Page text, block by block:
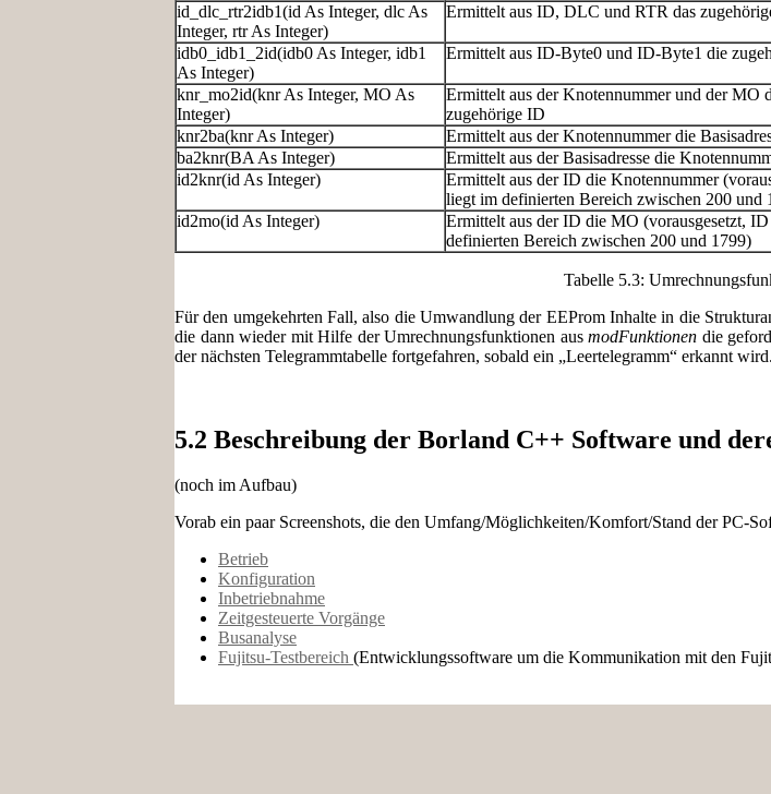
id_dlc_rtr2idb1(id As Integer, dlc As
Integer, rtr As Integer)
Ermittelt aus ID, DLC und RTR das
idb0_idb1_2id(idb0 As Integer, idb1
As Integer)
Ermittelt aus ID-Byte0 und ID-Byte1 die
knr_mo2id(knr As Integer, MO As
Integer)
Ermittelt aus der Knotennummer und der MO
zugehörige ID
knr2ba(knr As Integer)
Ermittelt aus der Knotennummer die
ba2knr(BA As Integer)
Ermittelt aus der Basisadresse die
id2knr(id As Integer)
Ermittelt aus der ID die Knotennummer
liegt im definierten Bereich zwischen 200 und
id2mo(id As Integer)
Ermittelt aus der ID die MO (vorausgesetzt,
definierten Bereich zwischen 200 und 1799)
Tabelle 5.3:
Für den umgekehrten Fall, also die Umwandlung der EEProm Inhalte in die
die dann wieder mit Hilfe der Umrechnungsfunktionen ausmodFunktionen die
der nächsten Telegrammtabelle fortgefahren, sobald ein „Leertelegramm“ erkannt wird.
5.2 Beschreibung der Borland C++ Software und
(noch im Aufbau)
Vorab ein paar Screenshots, die den Umfang/Möglichkeiten/Komfort/Stand der PC-
Betrieb
Konfiguration
Inbetriebnahme
Zeitgesteuerte Vorgänge
Busanalyse
Fujitsu-Testbereich (Entwicklungssoftware um die Kommunikation mit den